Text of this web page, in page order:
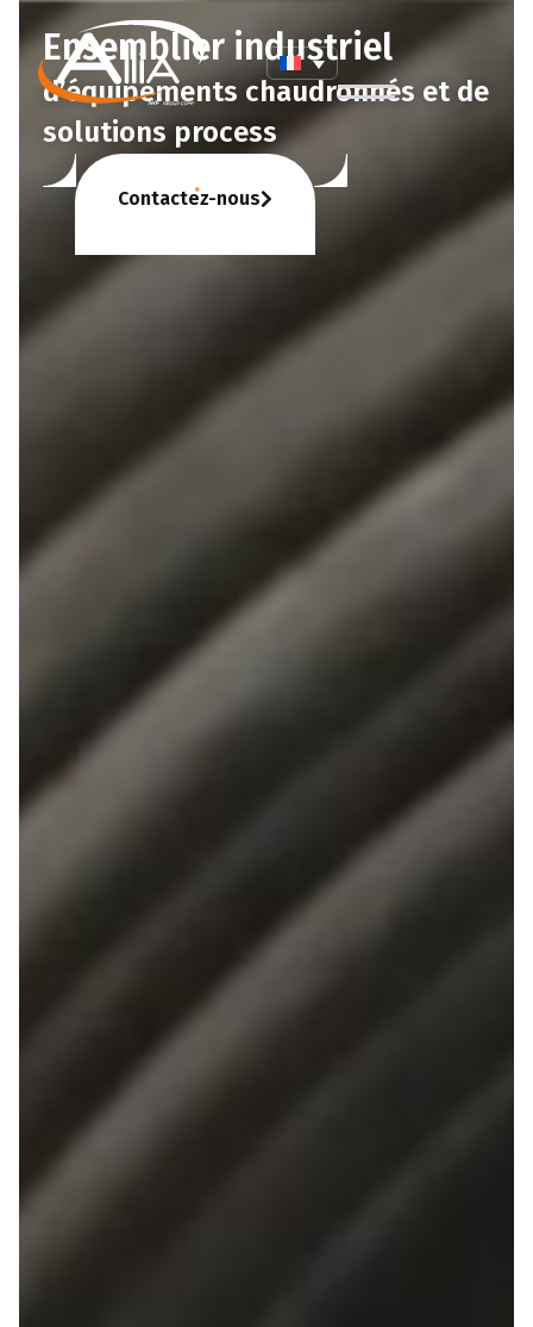
Ensemblier industriel
d’équipements chaudronnés et de
solutions process
Contactez-nous